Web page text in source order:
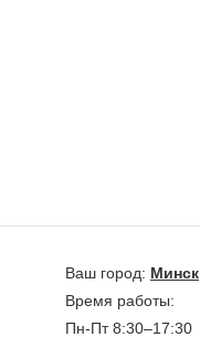
Ваш город: Минск
Время работы:
Пн-Пт 8:30–17:30